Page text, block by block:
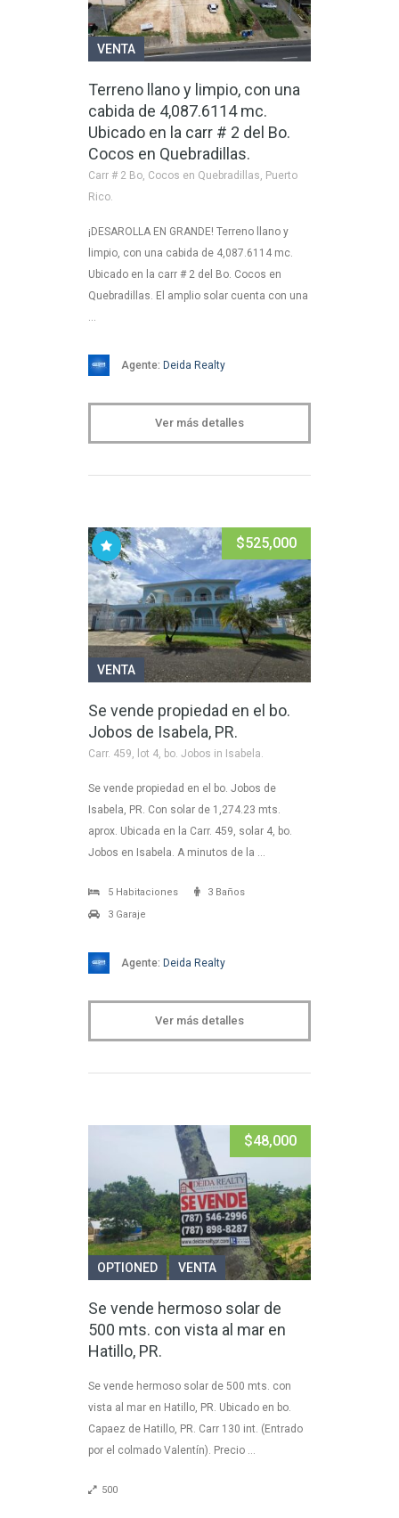
VENTA
Terreno llano y limpio, con una
cabida de 4,087.6114 mc.
Ubicado en la carr # 2 del Bo.
Cocos en Quebradillas.
Carr # 2 Bo, Cocos en Quebradillas, Puerto
Rico.
¡DESAROLLA EN GRANDE! Terreno llano y
limpio, con una cabida de 4,087.6114 mc.
Ubicado en la carr # 2 del Bo. Cocos en
Quebradillas. El amplio solar cuenta con una
…
Agente: Deida Realty
Ver más detalles
VENTA
$525,000
Se vende propiedad en el bo.
Jobos de Isabela, PR.
Carr. 459, lot 4, bo. Jobos in Isabela.
Se vende propiedad en el bo. Jobos de
Isabela, PR. Con solar de 1,274.23 mts.
aprox. Ubicada en la Carr. 459, solar 4, bo.
Jobos en Isabela. A minutos de la …
5 Habitaciones
3 Baños
3 Garaje
Agente: Deida Realty
Ver más detalles
OPTIONED VENTA
$48,000
Se vende hermoso solar de
500 mts. con vista al mar en
Hatillo, PR.
Se vende hermoso solar de 500 mts. con
vista al mar en Hatillo, PR. Ubicado en bo.
Capaez de Hatillo, PR. Carr 130 int. (Entrado
por el colmado Valentín). Precio …
500